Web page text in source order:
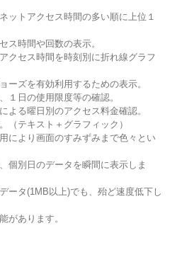
ットアクセス時間の多い順に上位１
時間や回数の表示。
クセス時間を時刻別に折れ線グラフ
ーズを有効利用するための表示。
１日の使用限度等の確認。
よる曜日別のアクセス料金確認。
（テキスト＋グラフィック）
により画面のすみずみまで色々とい
個別日のデータを瞬間に表示しま
ータ(1MB以上)でも、殆ど速度低下し
があります。